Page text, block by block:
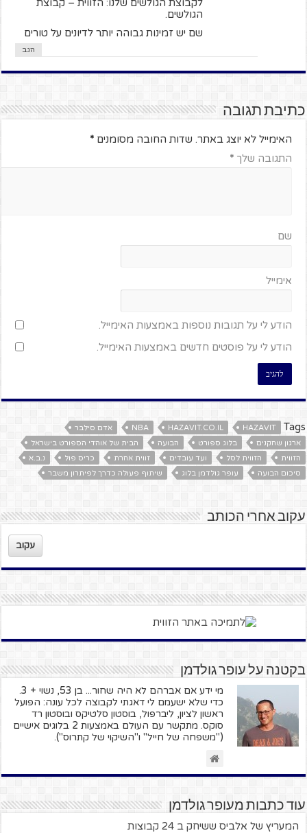
הגולשים.
שם יש זמינות גבוהה יותר לדיונים על טורים
הגב
כתיבת תגובה
האימייל לא יוצג באתר. שדות החובה מסומנים*
התגובה שלך*
שם
אימייל
הודע לי על תגובות נוספות באמצעות האימייל.
הודע לי על פוסטים חדשים באמצעות האימייל.
Tags
HAZAVIT
HAZAVIT.CO.IL
NBA
אדם סילבר
ארגון שחקנים
בלוג ספורט הבועה
הבית של אוהדי הספורט בישראל
הזווית
הזווית לסל ועד עובדים זווית אחרת כריס פול
נ.ב.א
סיכום הבועה
עופר גולדמן בלוג שיתוף פעולה כדרך לפיתרון משבר
עקוב אחרי הכותב
עקוב
בקטנה על עופר גולדמן
מי ידע אם אברהם לא היה שחור... בן 53, נשוי + 3.
כדי שלא ישעמם לי דאגתי לקבוצה לכל עונה: הפועל
ראשון לציון, ליברפול, בוסטון סלטיקס ובוסטון רד
סוקס. מתקשר עם העולם באמצעות 2 בלוגים אישיים
("משפחה של חייל" ו"השיקוי של קתרוס").
עוד כתבות מעופר גולדמן
המעריץ של אלביס ששיחק ב 24 קבוצות